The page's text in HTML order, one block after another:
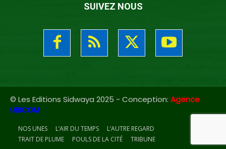
SUIVEZ NOUS
© Les Editions Sidwaya 2025 - Conception: Agence
UBICOM
NOS UNES L’AIR DU TEMPS
L’AUTRE REGARD
TRAIT DE PLUME
POULS DE LA CITÉ TRIBUNE